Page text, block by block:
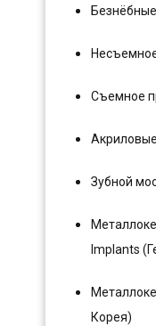
Съемное
Зубной
Implants
Корея)